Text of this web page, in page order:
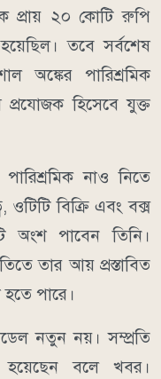
প্রায় ২০ কোটি রুপি
হয়েছিল। তবে সর্বশেষ
অঙ্কের পারিশ্রমিক
প্রযোজক হিসেবে যুক্ত
নাও নিতে
ওটিটি বিক্রি এবং বক্স
পাবেন তিনি।
তার আয় প্রস্তাবিত
পারে।
নতুন নয়। সম্প্রতি
বলে খবর।